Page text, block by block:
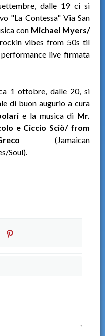
dalle 19 ci si
"La Contessa" Via San
con Michael Myers/
vibes from 50s til
live firmata
1 ottobre, dalle 20, si
di buon augurio a cura
e la musica di Mr.
e Ciccio Sciò/ from
(Jamaican
Soul).